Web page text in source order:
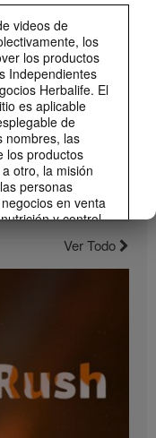
videos de
los
los productos
Independientes
Herbalife. El
es aplicable
de
nombres, las
los productos
otro, la misión
personas
en venta
y control
de desempeño
a la
consulte
tropicales.
1:22
Ver Todo